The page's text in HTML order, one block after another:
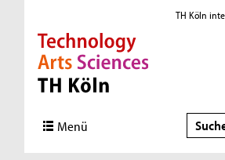
Direkt zur Hauptnavigation
Direkt zur Subnavigation
Direkt zum Inhalt
Direkt zum Fußbereich
TH Köln
Menü Suche
Suche